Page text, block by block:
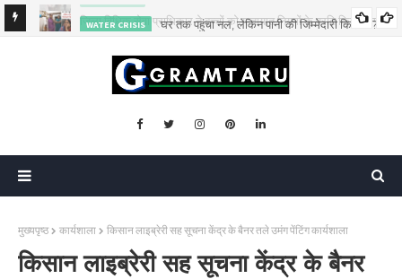
WATER CRISIS घर तक पहुंचा नल, लेकिन पानी की जिम्मेदारी किसकी?
मुख्यपृष्ठ कार्यशाला किसान लाइब्रेरी सह सूचना केंद्र के बैनर तले उमंग पेंटिंग कार्यशाला
किसान लाइब्रेरी सह सूचना केंद्र के बैनर